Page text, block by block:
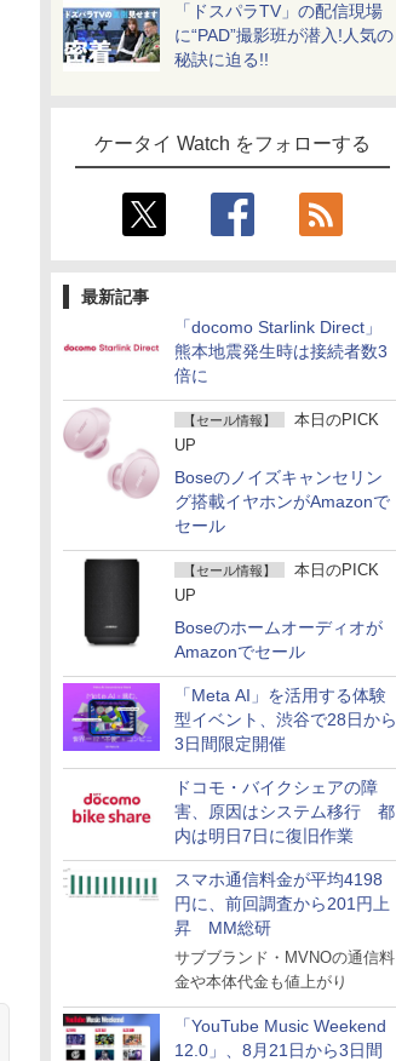
「ドスパラTV」の配信現場
に“PAD”撮影班が潜入!人気の
秘訣に迫る!!
ケータイ Watch をフォローする
最新記事
「docomo Starlink Direct」
熊本地震発生時は接続者数3
倍に
【セール情報】
本日のPICK
UP
Boseのノイズキャンセリン
グ搭載イヤホンがAmazonで
セール
【セール情報】
本日のPICK
UP
Boseのホームオーディオが
Amazonでセール
「Meta AI」を活用する体験
型イベント、渋谷で28日から
3日間限定開催
ドコモ・バイクシェアの障
害、原因はシステム移行 都
内は明日7日に復旧作業
スマホ通信料金が平均4198
円に、前回調査から201円上
昇 MM総研
サブブランド・MVNOの通信料
金や本体代金も値上がり
「YouTube Music Weekend
12.0」、8月21日から3日間